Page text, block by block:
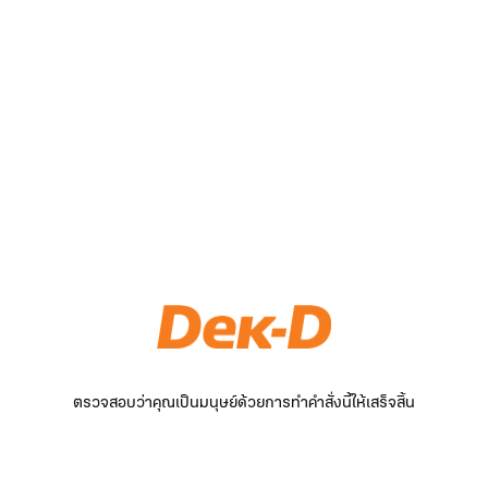
ตรวจสอบว่าคุณเป็นมนุษย์ด้วยการทำคำสั่งนี้ให้เสร็จสิ้น